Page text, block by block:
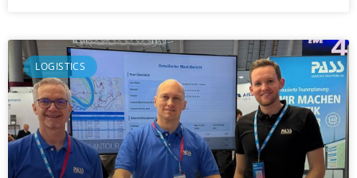
LOGISTICS